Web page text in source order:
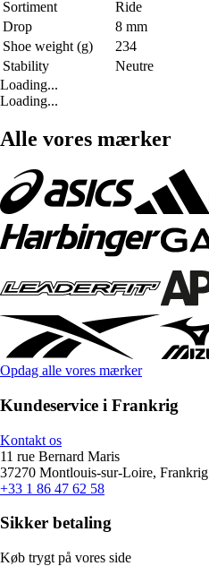
Sortiment
Ride
Drop
8 mm
Shoe weight (g)
234
Stability
Neutre
Loading...
Loading...
Alle vores mærker
Opdag alle vores mærker
Kundeservice i Frankrig
Kontakt os
11 rue Bernard Maris
37270 Montlouis-sur-Loire, Frankrig
+33 1 86 47 62 58
Sikker betaling
Køb trygt på vores side